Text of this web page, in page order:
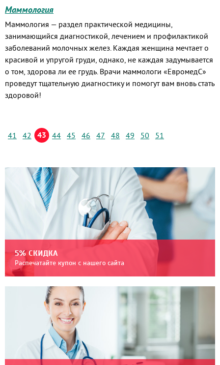
Маммология
Маммология — раздел практической медицины,
занимающийся диагностикой, лечением и профилактикой
заболеваний молочных желез. Каждая женщина мечтает о
красивой и упругой груди, однако, не каждая задумывается
о том, здорова ли ее грудь. Врачи маммологи «ЕвромедС»
проведут тщательную диагностику и помогут вам вновь стать
здоровой!
41 42 43 44 45 46 47 48 49 50 51
5% СКИДКА
Распечатайте купон с нашего сайта